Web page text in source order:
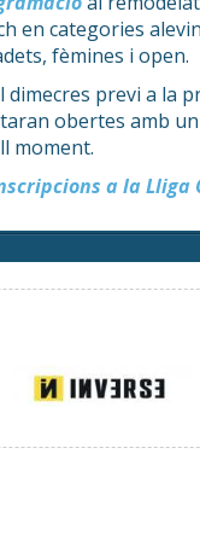
en categories
fèmines i open.
previ a la
obertes amb
moment.
a la Lliga